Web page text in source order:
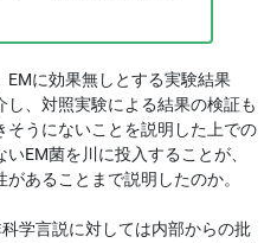
に効果無しとする実験結果
、対照実験による結果の検証も
うにないことを説明した上での
EM菌を川に投入することが、
あることまで説明したのか。
学言説に対しては内部からの批